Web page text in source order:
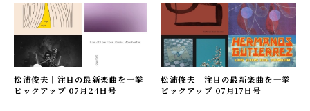
松浦俊夫｜注目の最新楽曲を一挙
ピックアップ 07月24日号
松浦俊夫｜注目の最新楽曲を一挙
ピックアップ 07月17日号